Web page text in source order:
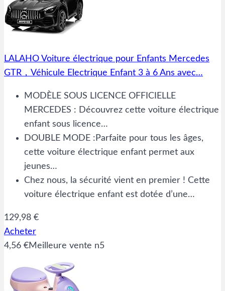
LALAHO Voiture électrique pour Enfants Mercedes
GTR，Véhicule Electrique Enfant 3 à 6 Ans avec…
MODÈLE SOUS LICENCE OFFICIELLE
MERCEDES : Découvrez cette voiture électrique
enfant sous licence…
DOUBLE MODE :Parfaite pour tous les âges,
cette voiture électrique enfant permet aux
jeunes…
Chez nous, la sécurité vient en premier ! Cette
voiture électrique enfant est dotée d’une…
129,98 €
Acheter
4,56 €Meilleure vente n5